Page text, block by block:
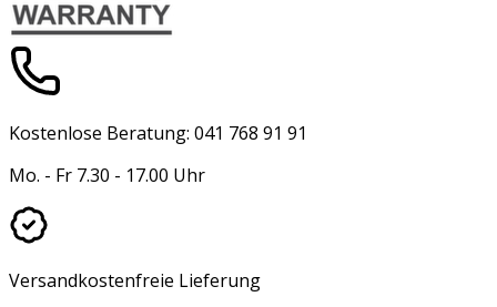
Kostenlose Beratung: 041 768 91 91
Mo. - Fr 7.30 - 17.00 Uhr
Versandkostenfreie Lieferung